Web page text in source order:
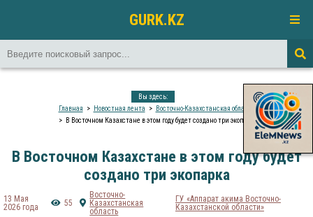
GURK.KZ
Вы здесь:
Главная
Новостная лента
Восточно-Казахстанская область
В Восточном Казахстане в этом году будет создано три экопарка
В Восточном Казахстане в этом году будет
создано три экопарка
13 Мая
2026 года
55
Восточно-
Казахстанская
область
ГУ «Аппарат акима Восточно-
Казахстанской области»